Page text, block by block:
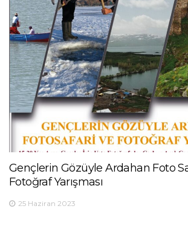
Gençlerin Gözüyle Ardahan Foto
Fotoğraf Yarışması
25 Haziran 2023